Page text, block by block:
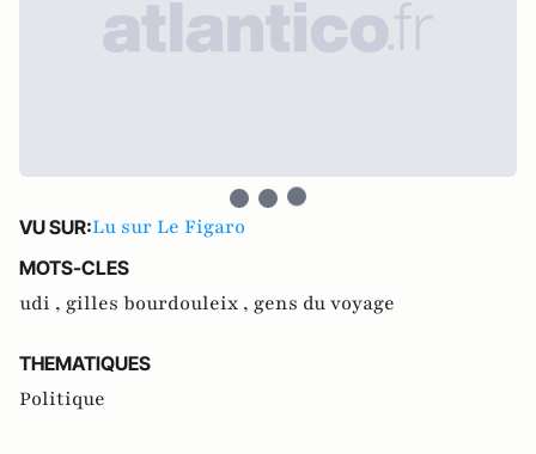
VU SUR:Lu sur Le Figaro
MOTS-CLES
udi , gilles bourdouleix , gens du voyage
THEMATIQUES
Politique